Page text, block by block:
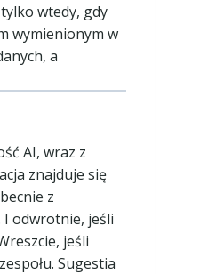
wtedy, gdy
wymienionym w
a
AI, wraz z
znajduje się
z
odwrotnie, jeśli
jeśli
Sugestia